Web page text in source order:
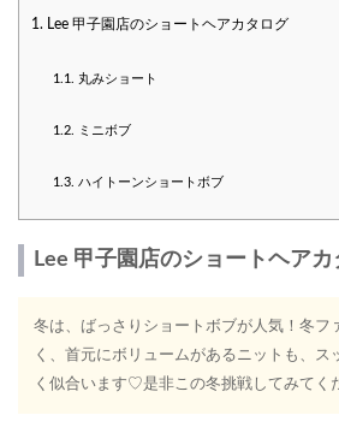
1. Lee 甲子園店のショートヘアカタログ
1.1. 丸みショート
1.2. ミニボブ
1.3. ハイトーンショートボブ
Lee 甲子園店のショートヘアカ
冬は、ばっさりショートボブが人気！冬フ
く、首元にボリュームがあるニットも、ス
く似合います♡是非この冬挑戦してみてく